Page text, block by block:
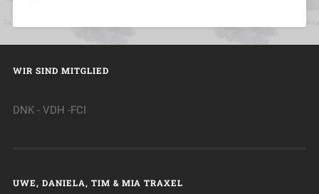
WIR SIND MITGLIED
DNK - VDH -FCI
UWE, DANIELA, TIM & MIA TRAXEL